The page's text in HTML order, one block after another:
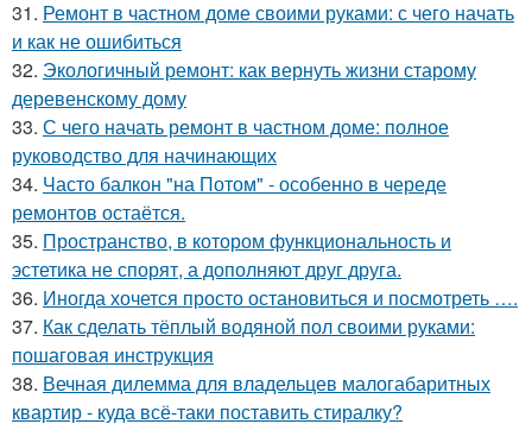
31. Ремонт в частном доме своими руками: с чего начать
и как не ошибиться
32. Экологичный ремонт: как вернуть жизни старому
деревенскому дому
33. С чего начать ремонт в частном доме: полное
руководство для начинающих
34. Часто балкон "на Потом" - особенно в череде
ремонтов остаётся.
35. Пространство, в котором функциональность и
эстетика не спорят, а дополняют друг друга.
36. Иногда хочется просто остановиться и посмотреть ….
37. Как сделать тёплый водяной пол своими руками:
пошаговая инструкция
38. Вечная дилемма для владельцев малогабаритных
квартир - куда всё-таки поставить стиралку?